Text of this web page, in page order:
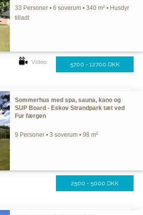
33 Personer • 6 soverum • 340 m² • Husdyr
tilladt
Video 5700 - 12700 DKK
Sommerhus med spa, sauna, kano og
SUP Board - Eskov Strandpark tæt ved
Fur færgen
9 Personer • 3 soverum • 98 m²
2500 - 5000 DKK